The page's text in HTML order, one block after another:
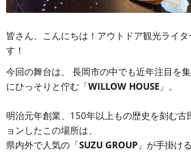
皆さん、こんにちは！アウトドア観光ライ
す！
今回の舞台は、 長岡市の中でも近年注目を
にひっそりと佇む「WILLOW HOUSE 」。
明治元年創業、150年以上もの歴史を刻む古
ョンしたこの場所は、
県内外で人気の「SUZU GROUP 」が手掛け